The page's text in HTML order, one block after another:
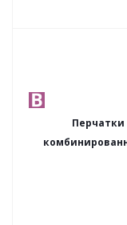
Перчатки